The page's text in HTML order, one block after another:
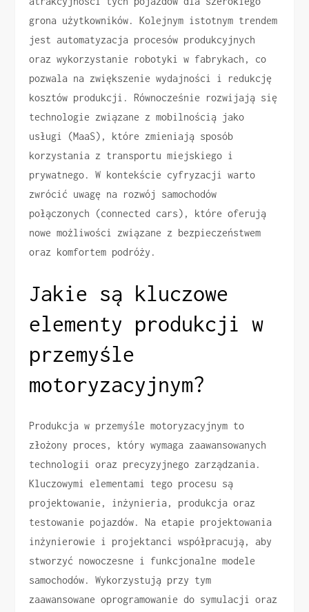
grona użytkowników. Kolejnym istotnym trendem
jest automatyzacja procesów produkcyjnych
oraz wykorzystanie robotyki w fabrykach, co
pozwala na zwiększenie wydajności i redukcję
kosztów produkcji. Równocześnie rozwijają się
technologie związane z mobilnością jako
usługi (MaaS), które zmieniają sposób
korzystania z transportu miejskiego i
prywatnego. W kontekście cyfryzacji warto
zwrócić uwagę na rozwój samochodów
połączonych (connected cars), które oferują
nowe możliwości związane z bezpieczeństwem
oraz komfortem podróży.
Jakie są kluczowe
elementy produkcji w
przemyśle
motoryzacyjnym?
Produkcja w przemyśle motoryzacyjnym to
złożony proces, który wymaga zaawansowanych
technologii oraz precyzyjnego zarządzania.
Kluczowymi elementami tego procesu są
projektowanie, inżynieria, produkcja oraz
testowanie pojazdów. Na etapie projektowania
inżynierowie i projektanci współpracują, aby
stworzyć nowoczesne i funkcjonalne modele
samochodów. Wykorzystują przy tym
zaawansowane oprogramowanie do symulacji oraz